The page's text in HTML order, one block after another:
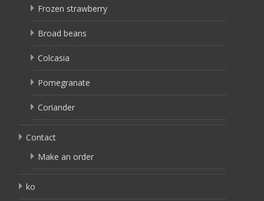
Frozen strawberry
Broad beans
Colcasia
Pomegranate
Coriander
Contact
Make an order
ko